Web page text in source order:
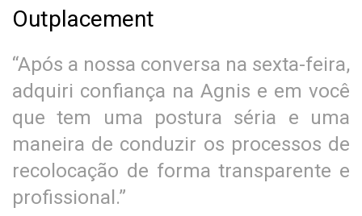
Outplacement
“Após a nossa conversa na sexta-feira,
adquiri confiança na Agnis e em você
que tem uma postura séria e uma
maneira de conduzir os processos de
recolocação de forma transparente e
profissional.”